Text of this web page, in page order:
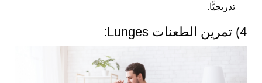
تدريجيًّا.
4) تمرين الطعنات Lunges: